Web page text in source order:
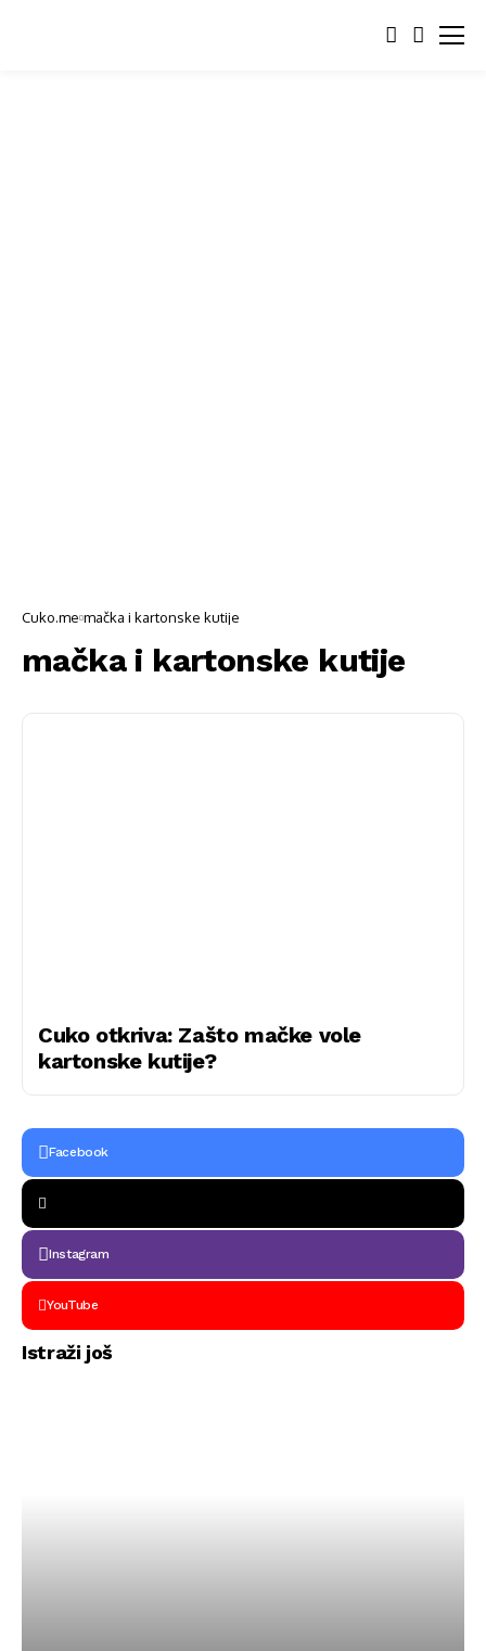
Cuko.me mačka i kartonske kutije
mačka i kartonske kutije
Cuko otkriva: Zašto mačke vole
kartonske kutije?
Facebook
Instagram
YouTube
Istraži još